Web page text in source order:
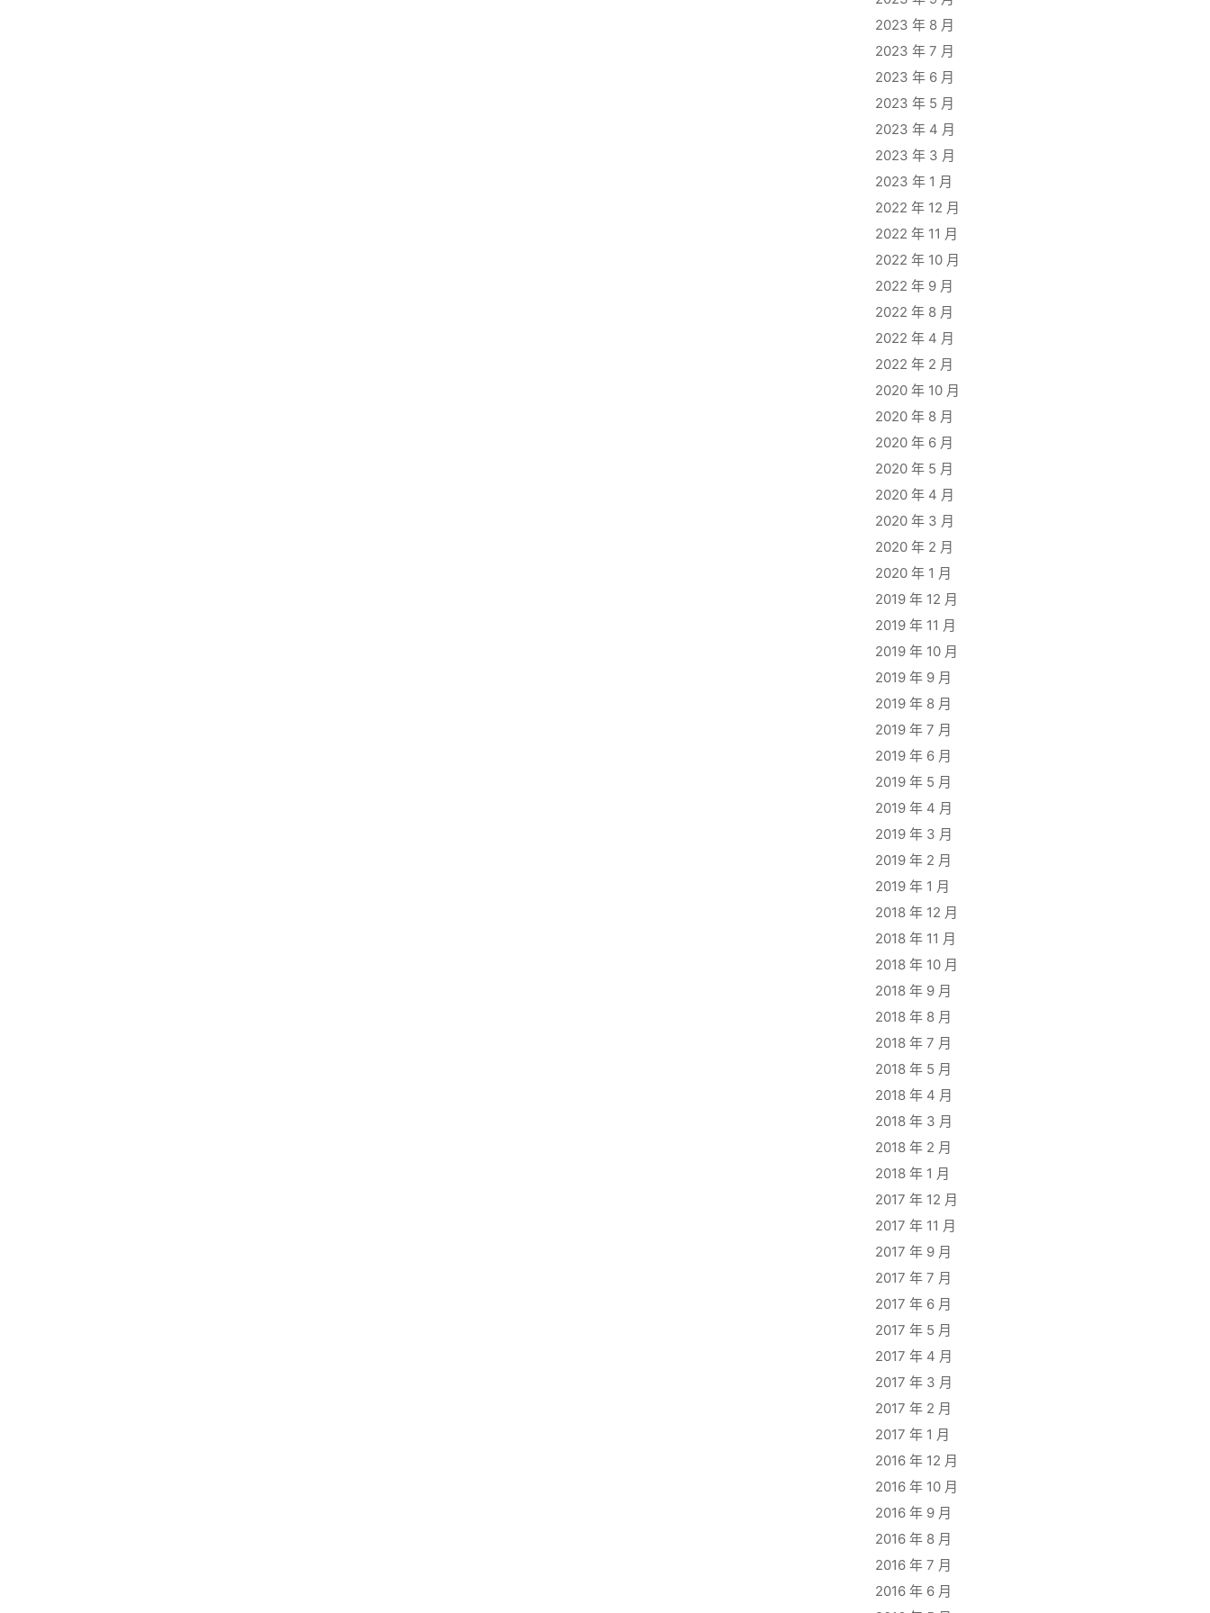
2023 年 8 月
2023 年 7 月
2023 年 6 月
2023 年 5 月
2023 年 4 月
2023 年 3 月
2023 年 1 月
2022 年 12 月
2022 年 11 月
2022 年 10 月
2022 年 9 月
2022 年 8 月
2022 年 4 月
2022 年 2 月
2020 年 10 月
2020 年 8 月
2020 年 6 月
2020 年 5 月
2020 年 4 月
2020 年 3 月
2020 年 2 月
2020 年 1 月
2019 年 12 月
2019 年 11 月
2019 年 10 月
2019 年 9 月
2019 年 8 月
2019 年 7 月
2019 年 6 月
2019 年 5 月
2019 年 4 月
2019 年 3 月
2019 年 2 月
2019 年 1 月
2018 年 12 月
2018 年 11 月
2018 年 10 月
2018 年 9 月
2018 年 8 月
2018 年 7 月
2018 年 5 月
2018 年 4 月
2018 年 3 月
2018 年 2 月
2018 年 1 月
2017 年 12 月
2017 年 11 月
2017 年 9 月
2017 年 7 月
2017 年 6 月
2017 年 5 月
2017 年 4 月
2017 年 3 月
2017 年 2 月
2017 年 1 月
2016 年 12 月
2016 年 10 月
2016 年 9 月
2016 年 8 月
2016 年 7 月
2016 年 6 月